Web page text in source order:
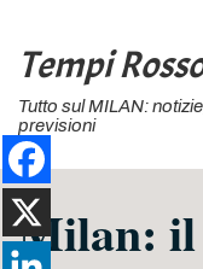
Vai
contenuto
principale
Tempi
Tutto sul MILAN:
previsioni
Milan: il